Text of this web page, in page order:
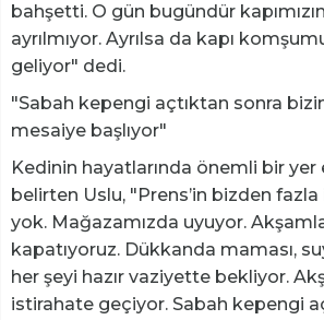
bahşetti. O gün bugündür
ayrılmıyor. Ayrılsa da kapı
geliyor" dedi.
"Sabah kepengi açtıktan sonra
mesaiye başlıyor"
Kedinin hayatlarında önemli bir yer
belirten Uslu, "Prens’in bizden
yok. Mağazamızda uyuyor.
kapatıyoruz. Dükkanda maması,
her şeyi hazır vaziyette bekliyor.
istirahate geçiyor. Sabah kepengi